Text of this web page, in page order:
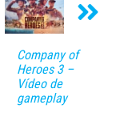
Company of
Heroes 3 –
Vídeo de
gameplay